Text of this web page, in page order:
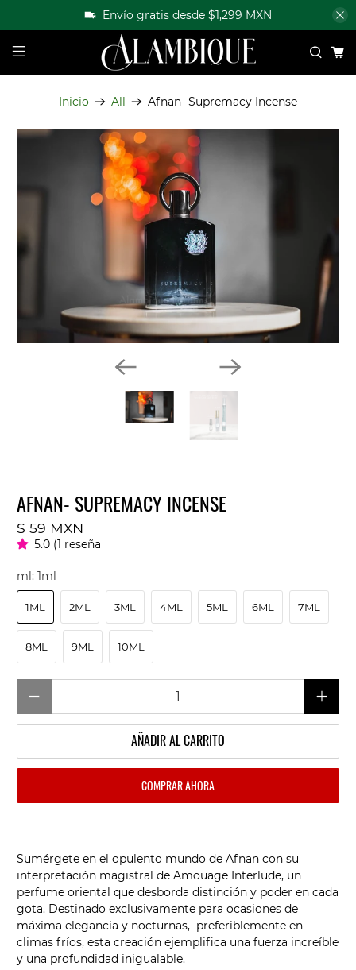
Envío gratis desde $1,299 MXN
Inicio All Afnan- Supremacy Incense
AFNAN- SUPREMACY INCENSE
$ 59 MXN
5.0 (1 reseña
ml:1ml
1ML 2ML 3ML 4ML 5ML 6ML 7ML
8ML 9ML 10ML
AÑADIR AL CARRITO
COMPRAR AHORA
Sumérgete en el opulento mundo de Afnan con su
interpretación magistral de Amouage Interlude, un
perfume oriental que desborda distinción y poder en cada
gota. Destinado exclusivamente para ocasiones de
máxima elegancia y nocturnas, preferiblemente en
climas fríos, esta creación ejemplifica una fuerza increíble
y una profundidad inigualable.